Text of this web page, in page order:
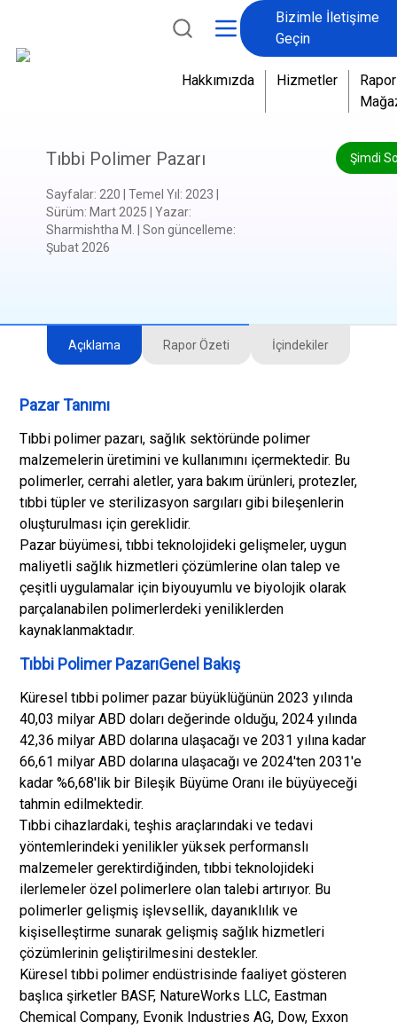
Bizimle İletişime
Geçin
Hakkımızda Hizmetler
Rapor
Şimdi
Tıbbi Polimer Pazarı
Sayfalar: 220 Temel Yıl : 2023
Sürüm: Mart 2025 Yazar:
Sharmishtha M.
Son güncelleme:
Şubat 2026
Açıklama Rapor Özeti İçindekiler
Pazar Tanımı
Tıbbi polimer pazarı, sağlık sektöründe polimer
malzemelerin üretimini ve kullanımını içermektedir. Bu
polimerler, cerrahi aletler, yara bakım ürünleri, protezler,
tıbbi tüpler ve sterilizasyon sargıları gibi bileşenlerin
oluşturulması için gereklidir.
Pazar büyümesi, tıbbi teknolojideki gelişmeler, uygun
maliyetli sağlık hizmetleri çözümlerine olan talep ve
çeşitli uygulamalar için biyouyumlu ve biyolojik olarak
parçalanabilen polimerlerdeki yeniliklerden
kaynaklanmaktadır.
Tıbbi Polimer PazarıGenel Bakış
Küresel tıbbi polimer pazar büyüklüğünün 2023 yılında
40,03 milyar ABD doları değerinde olduğu, 2024 yılında
42,36 milyar ABD dolarına ulaşacağı ve 2031 yılına kadar
66,61 milyar ABD dolarına ulaşacağı ve 2024'ten 2031'e
kadar %6,68'lik bir Bileşik Büyüme Oranı ile büyüyeceği
tahmin edilmektedir.
Tıbbi cihazlardaki, teşhis araçlarındaki ve tedavi
yöntemlerindeki yenilikler yüksek performanslı
malzemeler gerektirdiğinden, tıbbi teknolojideki
ilerlemeler özel polimerlere olan talebi artırıyor. Bu
polimerler gelişmiş işlevsellik, dayanıklılık ve
kişiselleştirme sunarak gelişmiş sağlık hizmetleri
çözümlerinin geliştirilmesini destekler.
Küresel tıbbi polimer endüstrisinde faaliyet gösteren
başlıca şirketler BASF, NatureWorks LLC, Eastman
Chemical Company, Evonik Industries AG, Dow, Exxon